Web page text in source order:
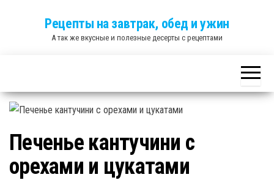
Рецепты на завтрак, обед и ужин
А так же вкусные и полезные десерты с рецептами
Печенье кантучини с
орехами и цукатами